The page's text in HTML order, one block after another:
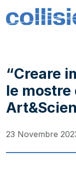
Salta al contenuto
Navigazione
“Creare
le mostre
23 Novembre